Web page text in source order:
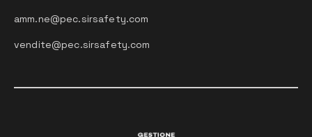
amm.ne@pec.sirsafety.com
vendite@pec.sirsafety.com